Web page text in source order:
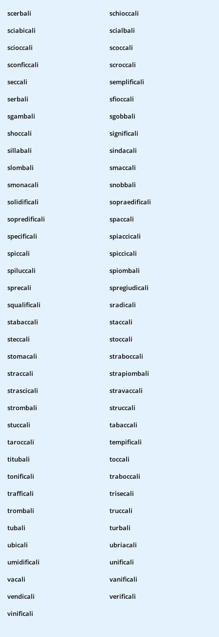
scerbali
schioccali
sciabicali
scialbali
scioccali
scoccali
sconficcali
scroccali
seccali
semplificali
serbali
sfioccali
sgambali
sgobbali
shoccali
significali
sillabali
sindacali
slombali
smaccali
smonacali
snobbali
solidificali
sopraedificali
sopredificali
spaccali
specificali
spiaccicali
spiccali
spiccicali
spiluccali
spiombali
sprecali
spregiudicali
squalificali
sradicali
stabaccali
staccali
steccali
stoccali
stomacali
straboccali
straccali
strapiombali
strascicali
stravaccali
strombali
struccali
stuccali
tabaccali
taroccali
tempificali
titubali
toccali
tonificali
traboccali
trafficali
trisecali
trombali
truccali
tubali
turbali
ubicali
ubriacali
umidificali
unificali
vacali
vanificali
vendicali
verificali
vinificali